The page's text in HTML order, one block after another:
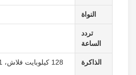
النواة
تردد
الساعة
الذاكرة